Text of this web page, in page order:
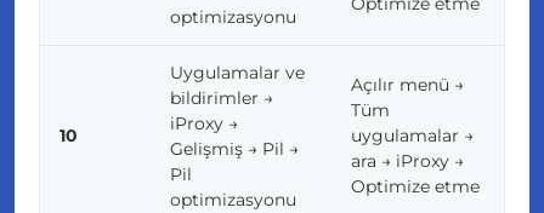
optimizasyonu
10
Uygulamalar ve
bildirimler →
iProxy →
Gelişmiş → Pil →
Pil
optimizasyonu
Açılır menü →
Tüm
uygulamalar →
ara → iProxy →
Optimize etme